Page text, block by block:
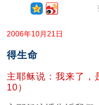
2006年10月21日
得生命
主耶稣说：我来了，
10）